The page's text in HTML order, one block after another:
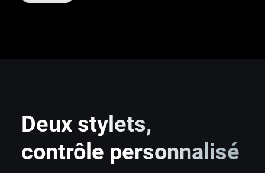
Deux stylets,
contrôle personnalisé